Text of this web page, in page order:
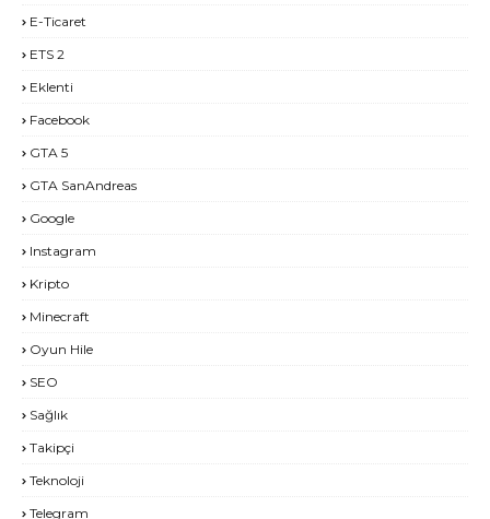
E-Ticaret
ETS 2
Eklenti
Facebook
GTA 5
GTA SanAndreas
Google
Instagram
Kripto
Minecraft
Oyun Hile
SEO
Sağlık
Takipçi
Teknoloji
Telegram